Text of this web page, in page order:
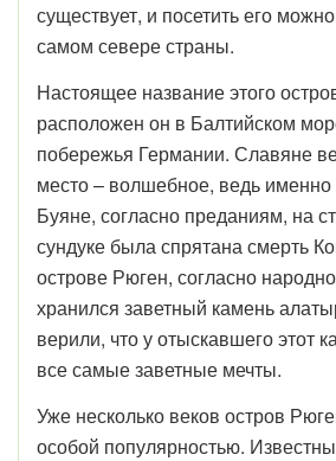
существует, и посетить его
самом севере страны.
Настоящее название этого
расположен он в Балтийском
побережья Германии. Славяне
место – волшебное, ведь именно
Буяне, согласно преданиям, на
сундуке была спрятана смерть
острове Рюген, согласно
хранился заветный камень
верили, что у отыскавшего этот
все самые заветные мечты.
Уже несколько веков остров
особой популярностью.